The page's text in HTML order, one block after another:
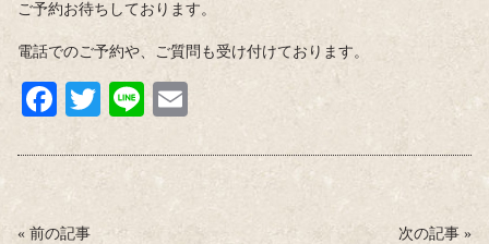
ご予約お待ちしております。
電話でのご予約や、ご質問も受け付けております。
Fa
bo
T
tte
Li
ail
« 前の記事 次の記事 »